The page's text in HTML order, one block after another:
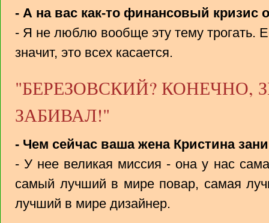
- А на вас как-то финансовый кризис
- Я не люблю вообще эту тему трогать.
значит, это всех касается.
"БЕРЕЗОВСКИЙ?
ЗАБИВАЛ!"
- Чем сейчас ваша жена Кристина
- У нее великая миссия - она у нас
самый лучший в мире повар, самая
лучший в мире дизайнер.